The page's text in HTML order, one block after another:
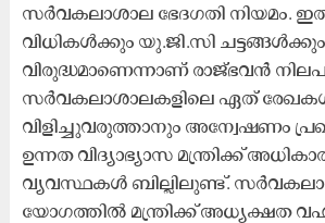
സർവകലാശാല ഭേദഗതി നിയമം.
വിധികൾക്കും യു.ജി.സി ചട്ടങ്ങൾക്കും
വിരുദ്ധമാണെന്നാണ് രാജ്ഭവൻ
സർവകലാശാലകളിലെ ഏത്
വിളിച്ചുവരുത്താനും അന്വേഷണം
ഉന്നത വിദ്യാഭ്യാസ മന്ത്രിക്ക്
വ്യവസ്ഥകൾ ബില്ലിലുണ്ട്.
യോഗത്തിൽ മന്ത്രിക്ക് അധ്യക്ഷത